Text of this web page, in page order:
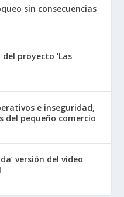
sin consecuencias
del proyecto ‘Las
e inseguridad,
del pequeño comercio
versión del video